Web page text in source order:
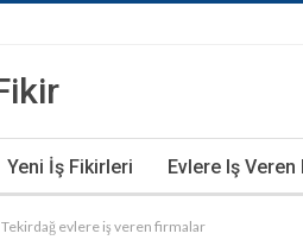
Yeni İş Fikirleri Evlere Iş
Tekirdağ evlere iş veren firmalar